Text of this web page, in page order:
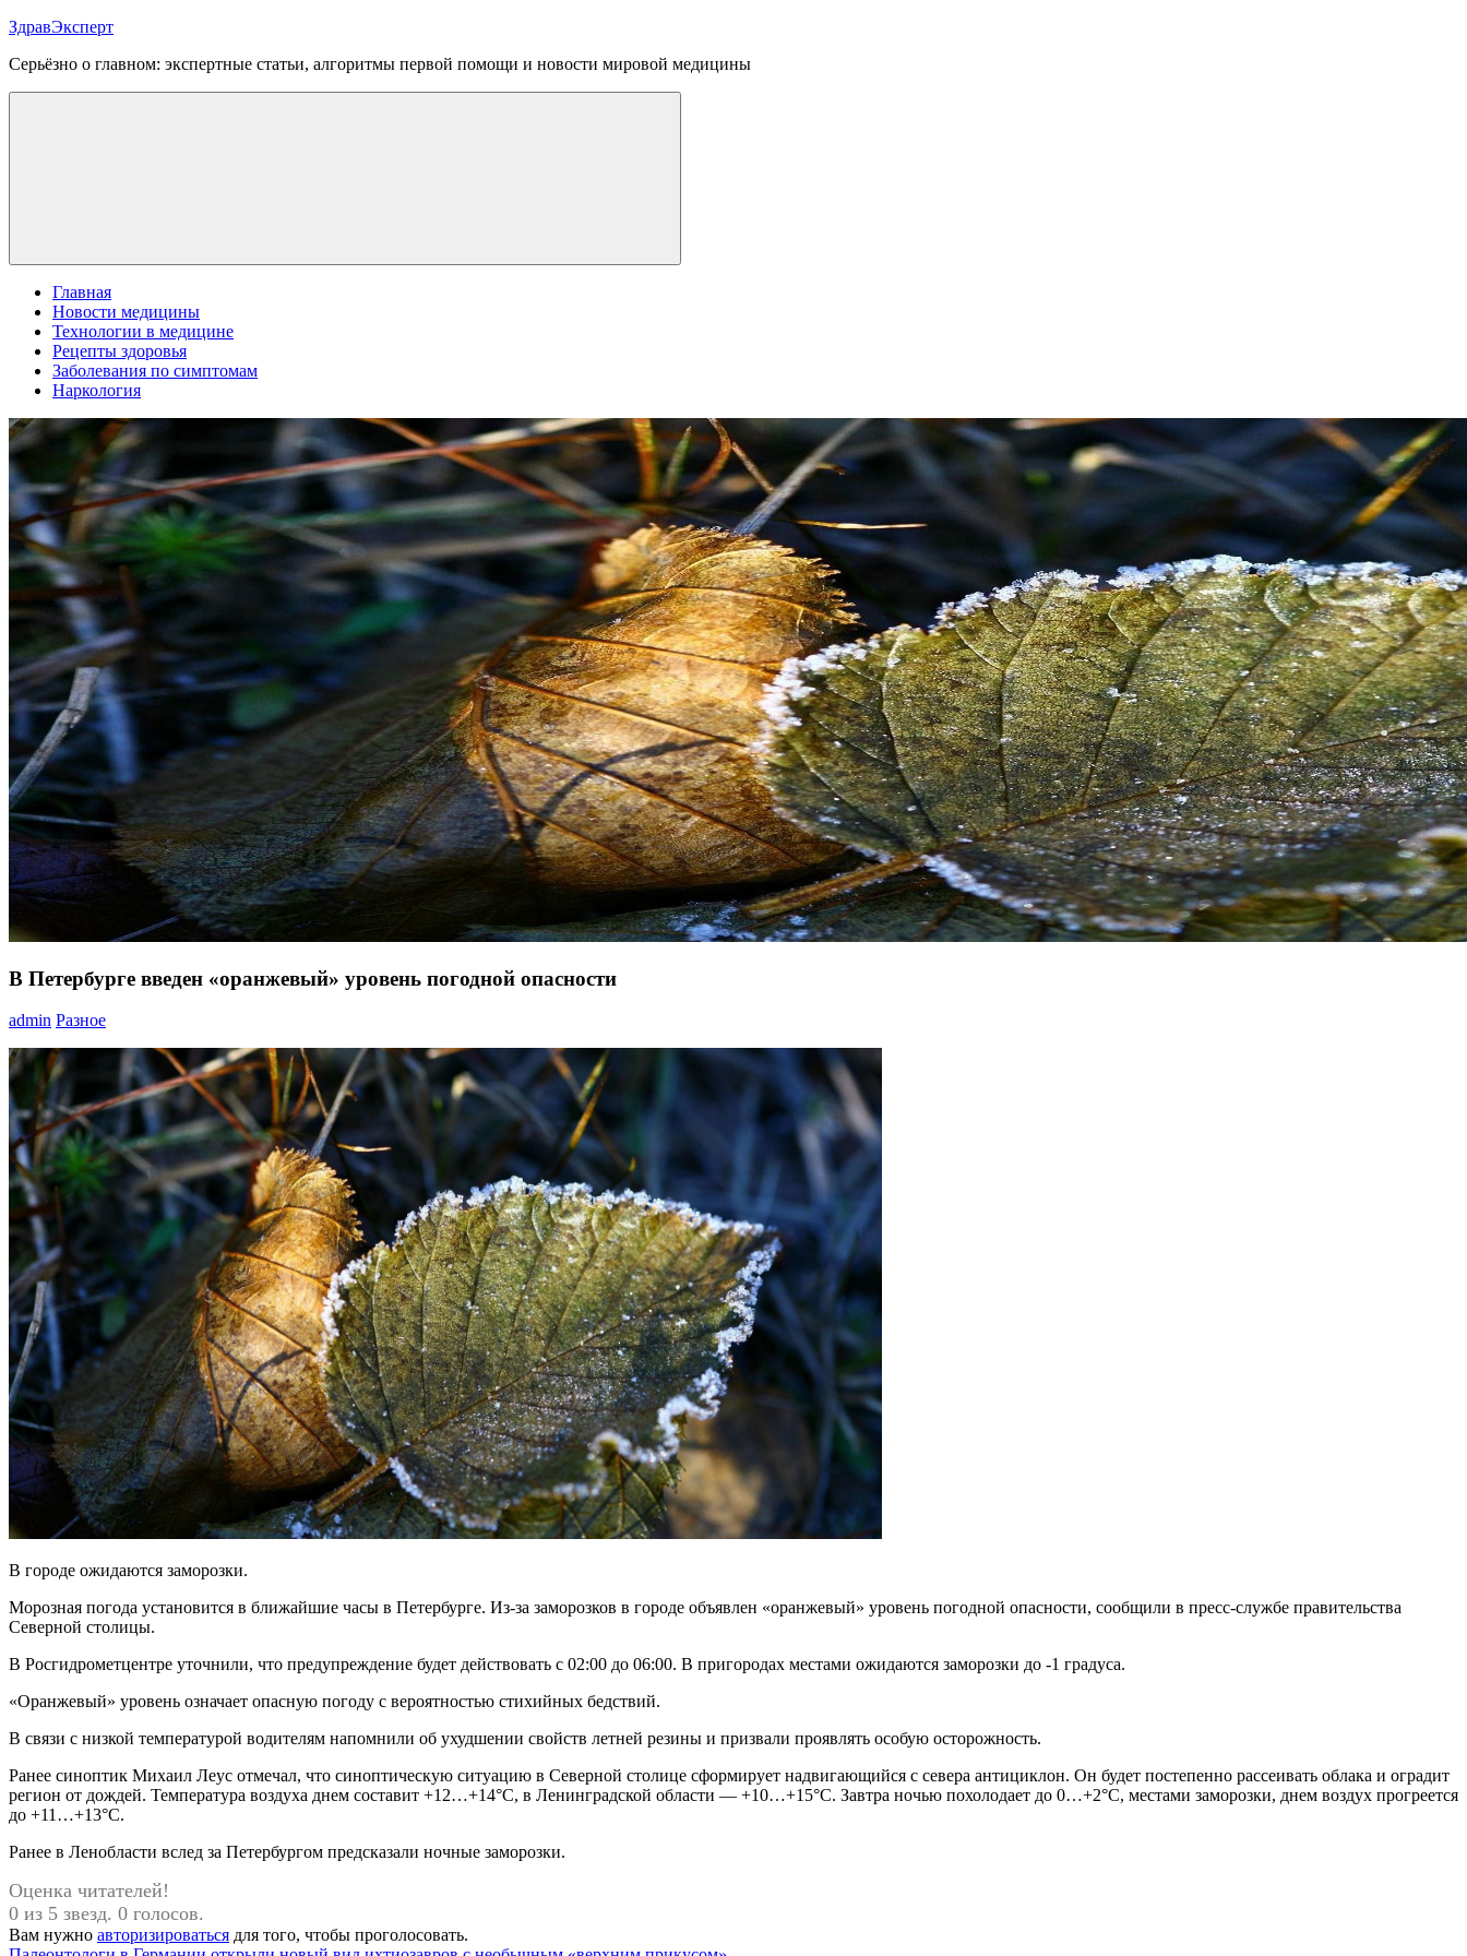
Перейти
содержимому
ЗдравЭксперт
Серьёзно о главном: экспертные статьи, алгоритмы первой помощи и новости мировой медицины
Меню
Главная
Новости медицины
Технологии в медицине
Рецепты здоровья
Заболевания по симптомам
Наркология
В Петербурге введен «оранжевый» уровень погодной опасности
admin Разное
В городе ожидаются заморозки.
Морозная погода установится в ближайшие часы в Петербурге. Из-за заморозков в городе объявлен «оранжевый» уровень погодной опасности, сообщили в пресс-службе правительства
Северной столицы.
В Росгидрометцентре уточнили, что предупреждение будет действовать с 02:00 до 06:00. В пригородах местами ожидаются заморозки до -1 градуса.
«Оранжевый» уровень означает опасную погоду с вероятностью стихийных бедствий.
В связи с низкой температурой водителям напомнили об ухудшении свойств летней резины и призвали проявлять особую осторожность.
Ранее синоптик Михаил Леус отмечал, что синоптическую ситуацию в Северной столице сформирует надвигающийся с севера антициклон. Он будет постепенно рассеивать облака и оградит
регион от дождей. Температура воздуха днем составит +12…+14°С, в Ленинградской области — +10…+15°С. Завтра ночью похолодает до 0…+2°С, местами заморозки, днем воздух прогреется
до +11…+13°С.
Ранее в Ленобласти вслед за Петербургом предсказали ночные заморозки.
Оценка читателей!
0 из 5 звезд. 0 голосов.
Вам нужно авторизироваться для того, чтобы проголосовать.